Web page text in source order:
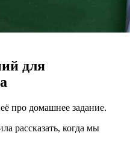
для
про домашнее задание.
рассказать, когда мы